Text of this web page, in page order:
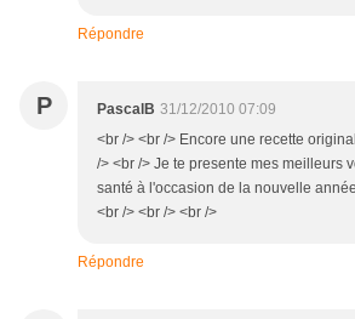
Répondre
P PascalB 31/12/2010 07:09
<br /> <br /> Encore une recette
/> <br /> Je te presente mes meilleurs
santé à l'occasion de la nouvelle
<br /> <br /> <br />
Répondre